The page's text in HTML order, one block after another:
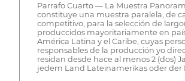
Parrafo Cuarto — La Muestra
constituye una muestra paralela, de
competitivo, para la selección de
produccidos mayoritariamente en
América Latina y el Caribe, cuyas
responsables de la producción yo
residan desde hace al menos 2 (dos)
jedem Land Lateinamerikas oder der